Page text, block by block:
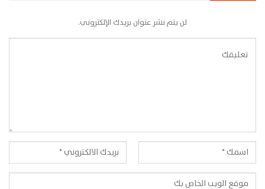
لن يتم نشر عنوان بريدك الإلكتروني.